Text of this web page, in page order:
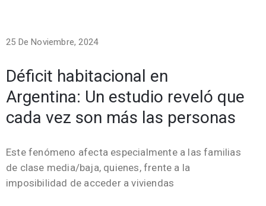
25 De Noviembre, 2024
Déficit habitacional en
Argentina: Un estudio reveló que
cada vez son más las personas
Este fenómeno afecta especialmente a las familias
de clase media/baja, quienes, frente a la
imposibilidad de acceder a viviendas